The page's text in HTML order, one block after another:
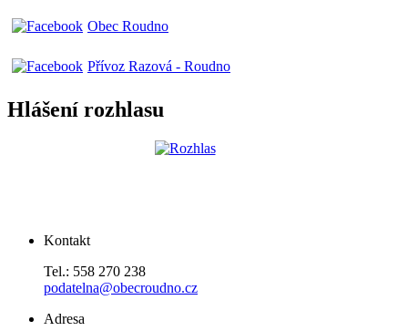
Obec Roudno
Přívoz Razová - Roudno
Hlášení rozhlasu
Kontakt
Tel.: 558 270 238
podatelna@obecroudno.cz
Adresa